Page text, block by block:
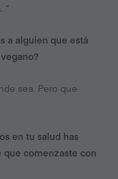
“
a alguien que está
sea. Pero que
en tu salud has
comenzaste con